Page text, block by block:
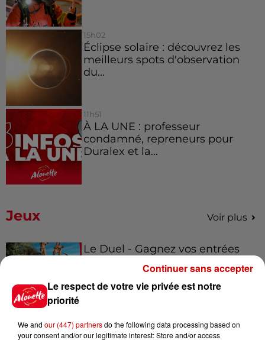
15h02
Éclipse solaire : découvrez les
meilleurs spots d'observation
du...
11h51
À LA UNE : professeur
condamné, repreneurs pour
Duralex et la...
Jeux Voir plus
Le Duel - Gagnez vos entrées
Gagnez vos places pour le
Le respect de votre vie privée est notre
priorité
We and our (447) partnersdo the following data processing based on
your consent and/or our legitimate interest: Store and/or access
Continuer sans accepter